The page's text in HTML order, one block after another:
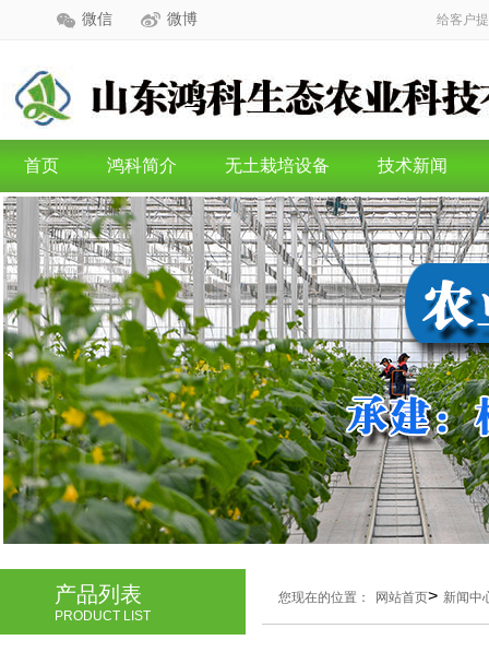
微信 微博 给客户
首页 鸿科简介 无土栽培设备 技术新闻
产品列表
PRODUCT LIST
您现在的位置： 网站首页> 新闻中